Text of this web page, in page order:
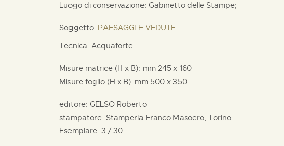
Luogo di conservazione: Gabinetto delle Stampe;
Soggetto: PAESAGGI E VEDUTE
Tecnica: Acquaforte
Misure matrice (H x B): mm 245 x 160
Misure foglio (H x B): mm 500 x 350
editore: GELSO Roberto
stampatore: Stamperia Franco Masoero, Torino
Esemplare: 3 / 30